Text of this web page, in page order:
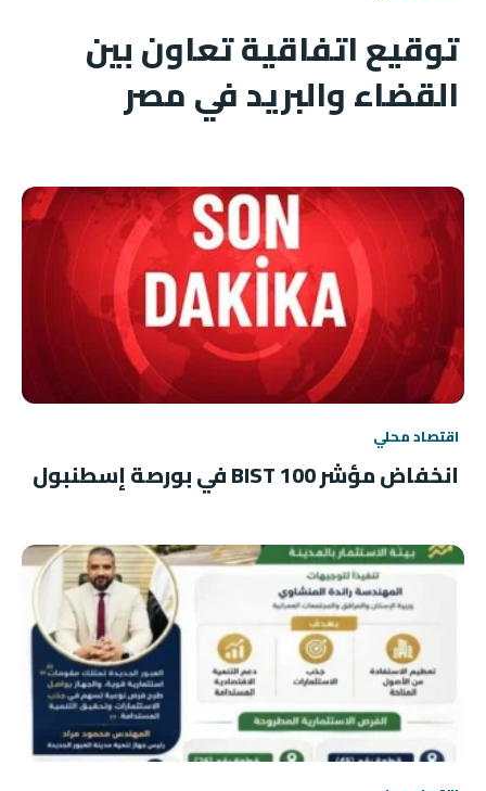
توقيع اتفاقية تعاون بين
القضاء والبريد في مصر
اقتصاد محلي
انخفاض مؤشر BIST 100 في بورصة إسطنبول